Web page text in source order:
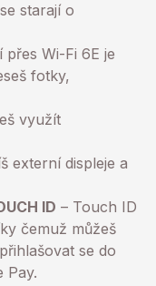
starají o
Wi-Fi 6E je
fotky,
využít
externí displeje a
ID – Touch ID
čemuž můžeš
se do
Pay.